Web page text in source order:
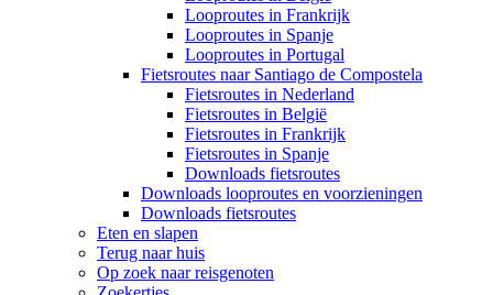
Looproutes in Frankrijk
Looproutes in Spanje
Looproutes in Portugal
Fietsroutes naar Santiago de Compostela
Fietsroutes in Nederland
Fietsroutes in België
Fietsroutes in Frankrijk
Fietsroutes in Spanje
Downloads fietsroutes
Downloads looproutes en voorzieningen
Downloads fietsroutes
Eten en slapen
Terug naar huis
Op zoek naar reisgenoten